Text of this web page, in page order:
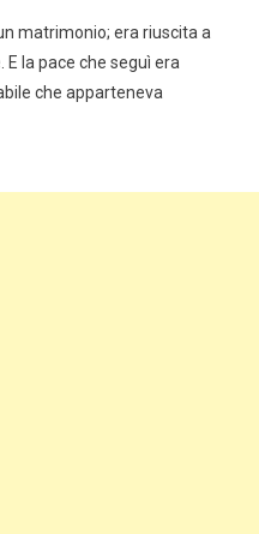
matrimonio; era riuscita a
la pace che seguì era
che apparteneva